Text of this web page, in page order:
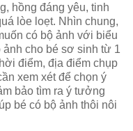
hồng đáng yêu, tinh
lòe loẹt. Nhìn chung,
có bộ ảnh với biểu
ảnh cho bé sơ sinh từ 1
điểm, địa điểm chụp
xem xét để chọn ý
bảo tìm ra ý tưởng
bé có bộ ảnh thôi nôi